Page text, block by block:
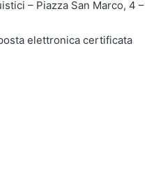
– Piazza San Marco, 4 –
elettronica certificata